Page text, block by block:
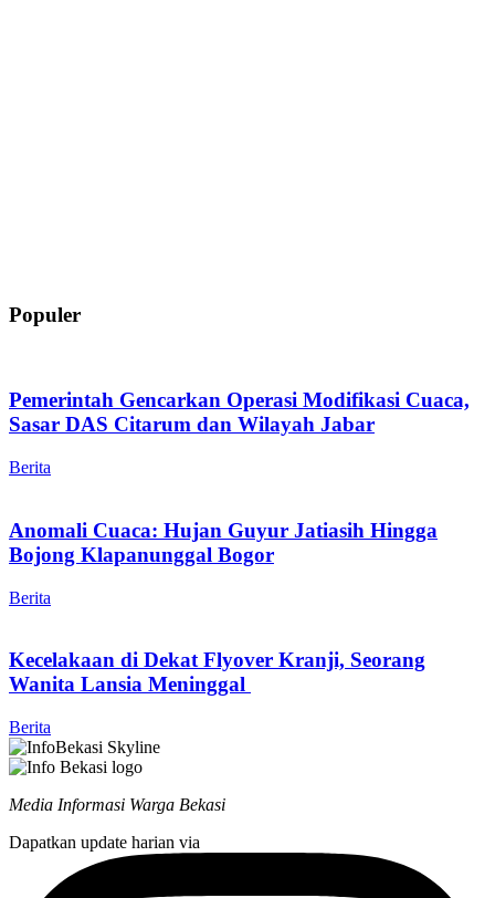
Populer
Pemerintah Gencarkan Operasi Modifikasi Cuaca,
Sasar DAS Citarum dan Wilayah Jabar
Berita
Anomali Cuaca: Hujan Guyur Jatiasih Hingga
Bojong Klapanunggal Bogor
Berita
Kecelakaan di Dekat Flyover Kranji, Seorang
Wanita Lansia Meninggal
Berita
Media Informasi Warga Bekasi
Dapatkan update harian via